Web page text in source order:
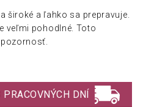
široké a ľahko sa prepravuje.
veľmi pohodlné. Toto
DNÍ